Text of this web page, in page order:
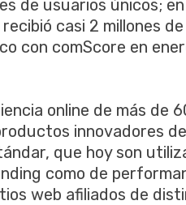
de usuarios únicos;
casi 2 millones
con comScore en
online de más de
innovadores
que hoy son
como de
web afiliados de